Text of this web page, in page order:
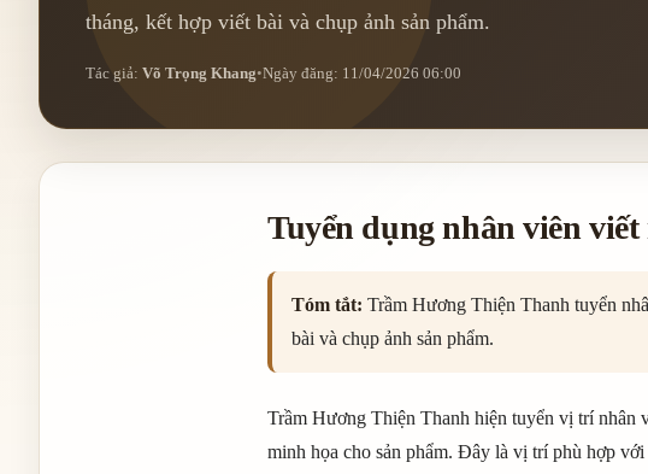
tháng, kết hợp viết bài và chụp ảnh sản phẩm.
Tác giả:Võ Trọng Khang•Ngày đăng: 11/04/2026 06:00
Tuyển dụng nhân viên
Tóm tắt: Trầm Hương Thiện Thanh tuyển
bài và chụp ảnh sản phẩm.
Trầm Hương Thiện Thanh hiện tuyển vị trí nhân
minh họa cho sản phẩm. Đây là vị trí phù hợp